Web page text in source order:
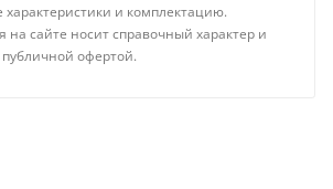
характеристики и комплектацию.
сайте носит справочный характер и
публичной офертой.